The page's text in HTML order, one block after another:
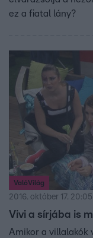
ez a fiatal lány?
ValóVilág
2016. október 17. 20:05
Vivi a sírjába is
Amikor a villalakók